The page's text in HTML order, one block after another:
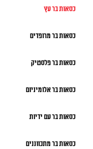
כסאות בר עץ
כסאות בר מרופדים
כסאות בר פלסטיק
כסאות בר אלומיניום
כסאות בר עם ידיות
כסאות בר מתכווננים